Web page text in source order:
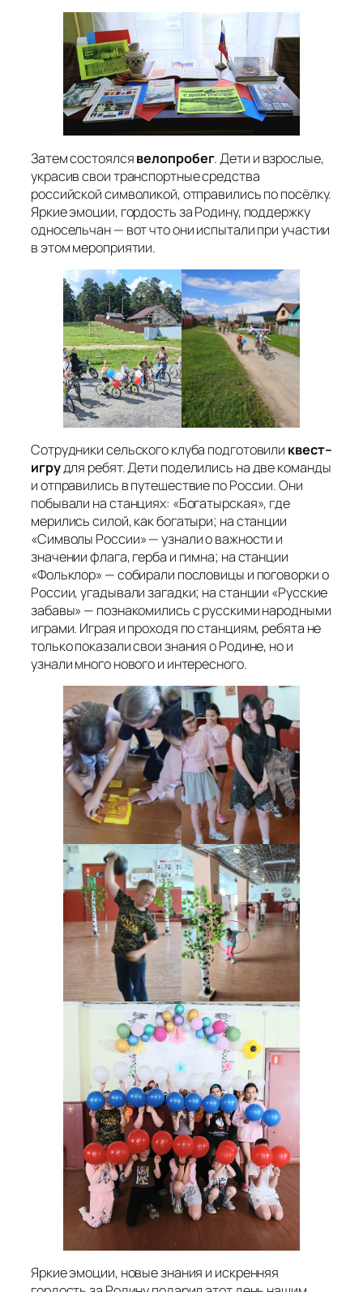
Затем состоялсявелопробег. Дети и взрослые,
украсив свои транспортные средства
российской символикой, отправились по посёлку.
Яркие эмоции, гордость за Родину, поддержку
односельчан — вот что они испытали при участии
в этом мероприятии.
Сотрудники сельского клуба подготовили квест–
игрудля ребят. Дети поделились на две команды
и отправились в путешествие по России. Они
побывали на станциях: «Богатырская», где
мерились силой, как богатыри; на станции
«Символы России» — узнали о важности и
значении флага, герба и гимна; на станции
«Фольклор» — собирали пословицы и поговорки о
России, угадывали загадки; на станции «Русские
забавы» — познакомились с русскими народными
играми. Играя и проходя по станциям, ребята не
только показали свои знания о Родине, но и
узнали много нового и интересного.
Яркие эмоции, новые знания и искренняя